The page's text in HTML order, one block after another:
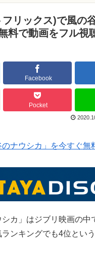
リックス)で風の
料で動画をフル視
Facebook
Pocket
ナウシカ」を今すぐ無
カ」はジブリ映画の中
ンキングでも4位とい